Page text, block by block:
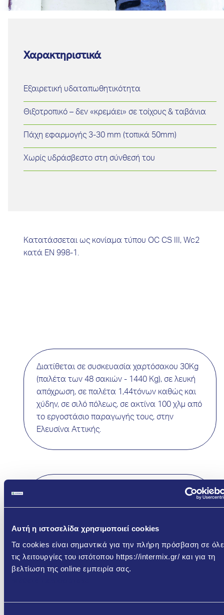
Αυτή η ιστοσελίδα χρησιμοποιεί cookies
Τα cookies είναι σημαντικά για την πλήρη πρόσβαση σε
τις λειτουργίες του ιστότοπου https://intermix.gr/ και για τη
βελτίωση της online εμπειρία σας.
Χαρακτηριστικά
Εξαιρετική υδαταπωθητικότητα
Θιξοτροπικό – δεν «κρεμάει» σε τοίχους & ταβάνια
Πάχη εφαρμογής 3-30 mm (τοπικά 50mm)
Χωρίς υδράσβεστο στη σύνθεσή του
Κατατάσσεται ως κονίαμα τύπου OC CS III, Wc2
κατά EN 998-1.
Διατίθεται σε συσκευασία χαρτόσακου 30Kg
(παλέτα των 48 σακιών - 1440 Kg), σε λευκή
απόχρωση, σε παλέτα 1,44τόνων καθώς και
χύδην, σε σιλό πόλεως, σε ακτίνα 100 χλμ από
το εργοστάσιο παραγωγής τους, στην
Ελευσίνα Αττικής.
Ενδεικτική κατανάλωση: 1,4 – 1,5 Kg/m²/mm.
Εξαρτάται από το είδος του υποστρώματος,
εφαρμογής.